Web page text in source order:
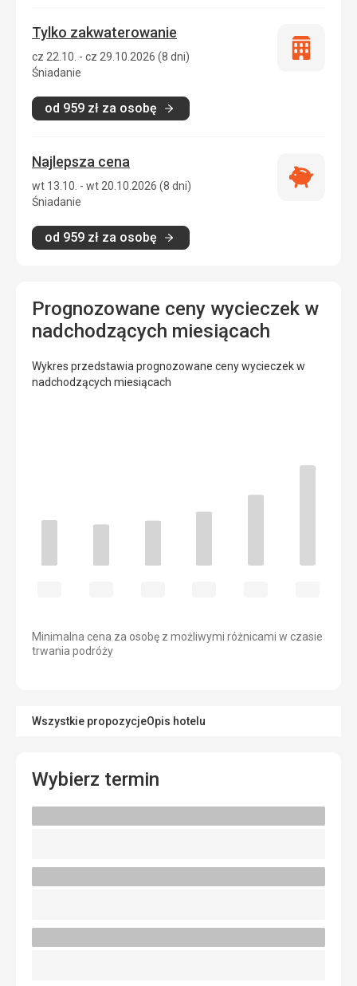
Tylko zakwaterowanie
cz 22.10. - cz 29.10.2026 (8 dni)
Śniadanie
od 959 zł za osobę
Tylko
Najlepsza cena
wt 13.10. - wt 20.10.2026 (8 dni)
Śniadanie
od 959 zł za osobę
Najlepsza
Prognozowane ceny wycieczek w
nadchodzących miesiącach
Wykres przedstawia prognozowane ceny wycieczek w
nadchodzących miesiącach
Minimalna cena za osobę z możliwymi różnicami w czasie
trwania podróży
Wszystkie propozycjeOpis hotelu
Wybierz termin